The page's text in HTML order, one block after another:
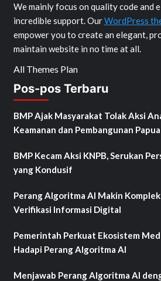
We mainly focus on quality code and
incredible support. OurWordPress
empower you to create an elegant,
maintain website in no time at all.
All Themes Plan
Pos-pos Terbaru
BMP Ajak Masyarakat Tolak Aksi
Keamanan dan Pembangunan Papua
BMP Kecam Aksi KNPB, Serukan
yang Kondusif
Perang Algoritma AI Makin
Verifikasi Informasi Digital
Pemerintah Perkuat Ekosistem
Hadapi Perang Algoritma AI
Menjawab Perang Algoritma AI